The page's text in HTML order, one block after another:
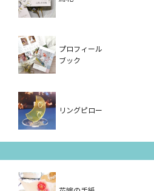
プロフィール
ブック
リングピロー